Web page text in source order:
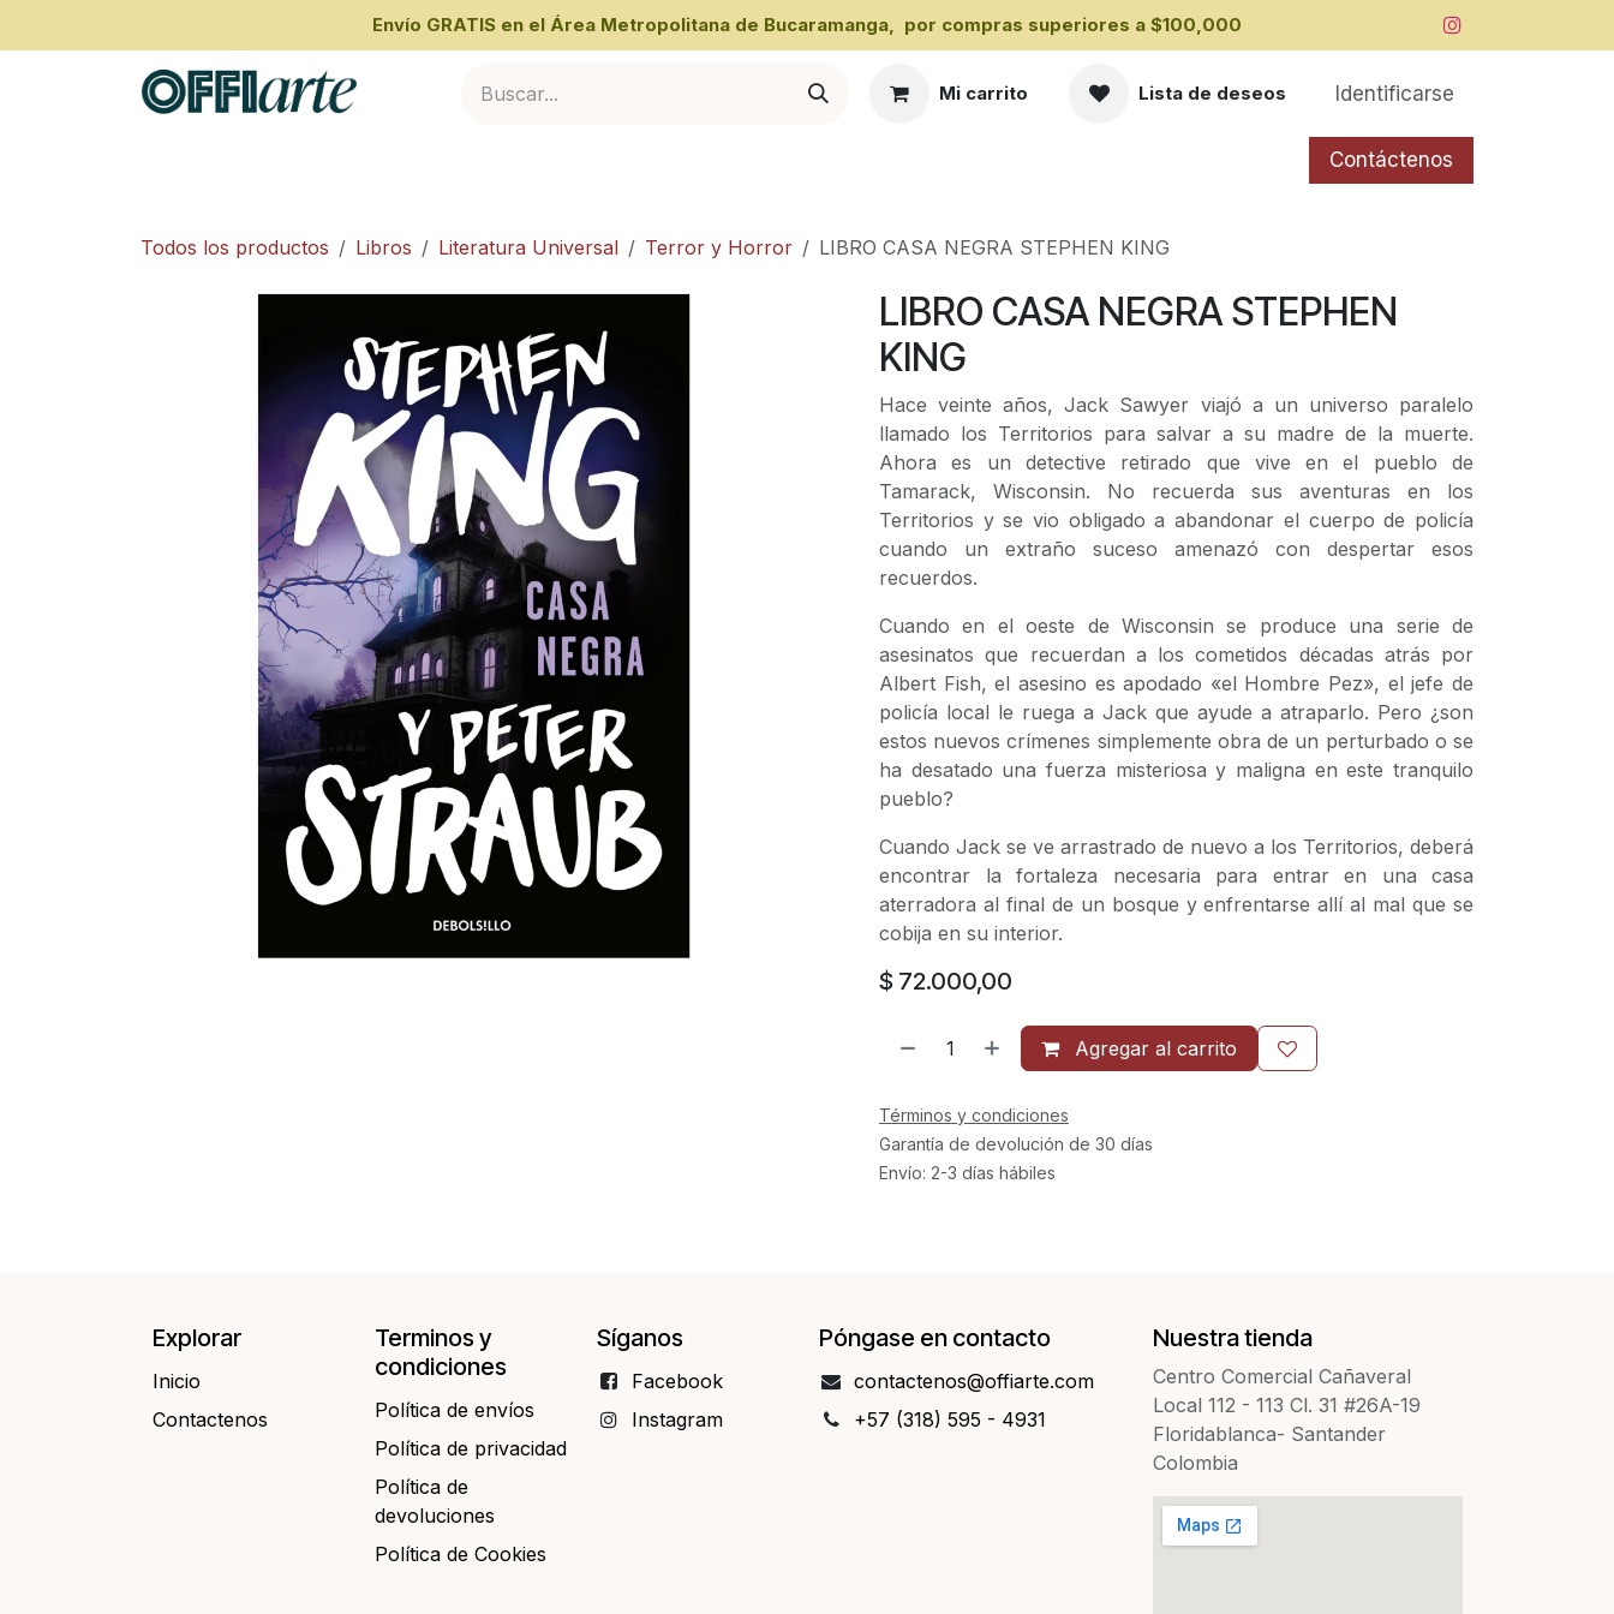
​Envío GRATIS en el Área Metropolitana de Bucaramanga, por compras superiores a ​$100,000
Mi carrito Lista de deseos Identificarse
Contáctenos
Todos los productos Libros Literatura Universal Terror y Horror LIBRO CASA NEGRA STEPHEN KING
LIBRO CASA NEGRA STEPHEN
KING
Hace veinte años, Jack Sawyer viajó a un universo paralelo
llamado los Territorios para salvar a su madre de la muerte.
Ahora es un detective retirado que vive en el pueblo de
Tamarack, Wisconsin. No recuerda sus aventuras en los
Territorios y se vio obligado a abandonar el cuerpo de policía
cuando un extraño suceso amenazó con despertar esos
recuerdos.
Cuando en el oeste de Wisconsin se produce una serie de
asesinatos que recuerdan a los cometidos décadas atrás por
Albert Fish, el asesino es apodado «el Hombre Pez», el jefe de
policía local le ruega a Jack que ayude a atraparlo. Pero ¿son
estos nuevos crímenes simplemente obra de un perturbado o se
ha desatado una fuerza misteriosa y maligna en este tranquilo
pueblo?
Cuando Jack se ve arrastrado de nuevo a los Territorios, deberá
encontrar la fortaleza necesaria para entrar en una casa
aterradora al final de un bosque y enfrentarse allí al mal que se
cobija en su interior.
$ 72.000,00
Agregar al carrito
Términos y condiciones
Garantía de devolución de 30 días
Envío: 2-3 días hábiles
Explorar
Inicio
Contactenos​​
Nuestra tienda
Centro Comercial Cañaveral
Local 112 - 113 Cl. 31 #26A-19
Floridablanca- Santander
Colombia
Póngase en contacto
contact​​enos@offiarte.com
+57 (318) 595 - 4931
Síganos
Facebo​​ok
Instagram
Terminos y
condiciones
Política de envíos
Política de privacidad
Política de
devoluciones
Política de Cookies